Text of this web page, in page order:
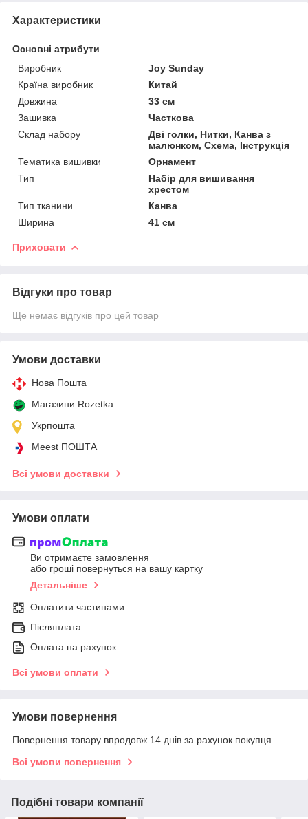
Характеристики
Основні атрибути
Виробник
Joy Sunday
Країна виробник
Китай
Довжина
33 см
Зашивка
Часткова
Склад набору
Дві голки, Нитки, Канва з
малюнком, Схема, Інструкція
Тематика вишивки
Орнамент
Тип
Набір для вишивання
хрестом
Тип тканини
Канва
Ширина
41 см
Приховати
Відгуки про товар
Ще немає відгуків про цей товар
Умови доставки
Нова Пошта
Магазини Rozetka
Укрпошта
Meest ПОШТА
Всі умови доставки
Умови оплати
Ви отримаєте замовлення
або гроші повернуться на вашу картку
Детальніше
Оплатити частинами
Післяплата
Оплата на рахунок
Всі умови оплати
Умови повернення
Повернення товару впродовж 14 днів за рахунок покупця
Всі умови повернення
Подібні товари компанії